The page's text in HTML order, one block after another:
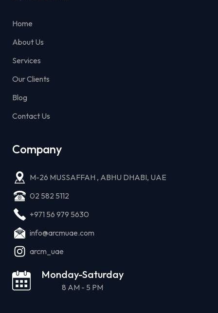
Home
About Us
Services
Our Clients
Blog
Contact Us
Company
M-26 MUSSAFFAH , ABHU DHABI, UAE
02 582 5112
+971 56 979 5630
info@arcmuae.com
arcm_uae
Monday-Saturday
8 AM - 5 PM